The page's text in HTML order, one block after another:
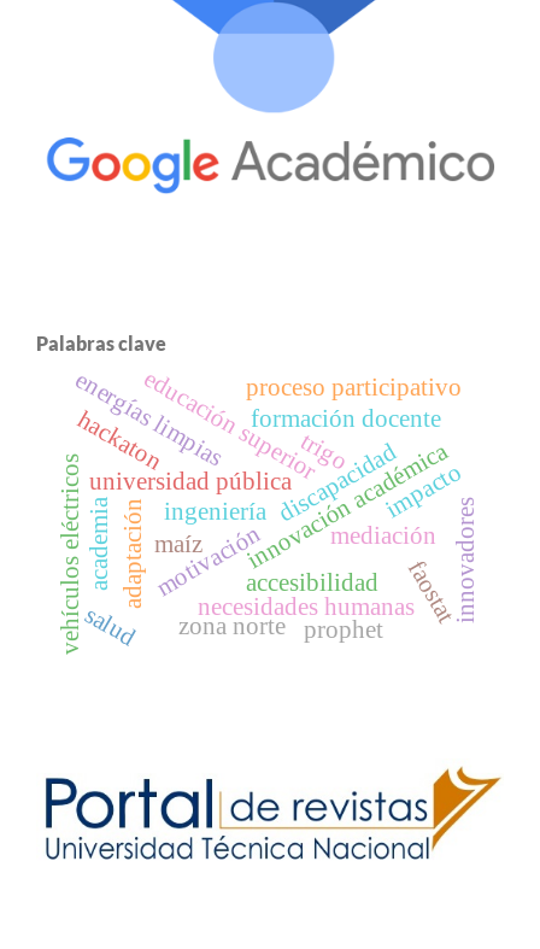
Palabras clave
innovación académica
universidad públicadiscapacidad
accesibilidad
educación superiorformación docente
motivación mediación
adaptación
proceso participativo
necesidades humanas
ingeniería impacto
academia
vehículos eléctricos
energías limpias
prophet
faostat
maíz
trigo
hackaton
zona norte
innovadores
salud